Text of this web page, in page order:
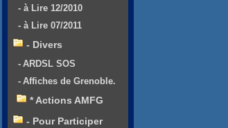
- à Lire 12/2010
- à Lire 07/2011
- Divers
- ARDSL SOS
- Affiches de Grenoble.
* Actions AMFG
- Pour Participer